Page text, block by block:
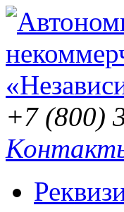
+7 (800)